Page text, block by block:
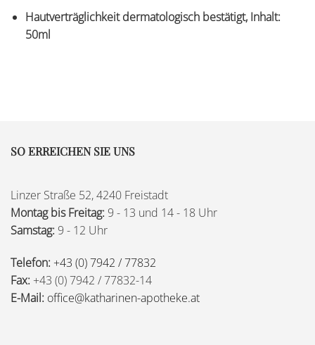
Hautverträglichkeit dermatologisch bestätigt, Inhalt:
50ml
SO ERREICHEN SIE UNS
Linzer Straße 52, 4240 Freistadt
Montag bis Freitag: 9 - 13 und 14 - 18 Uhr
Samstag: 9 - 12 Uhr
Telefon: +43 (0) 7942 / 77832
Fax: +43 (0) 7942 / 77832-14
E-Mail: office@katharinen-apotheke.at